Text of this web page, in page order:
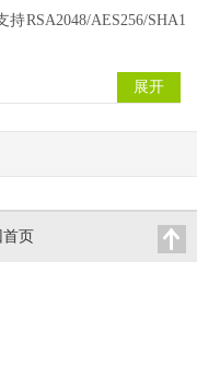
RSA2048/AES256/SHA1
展开
页